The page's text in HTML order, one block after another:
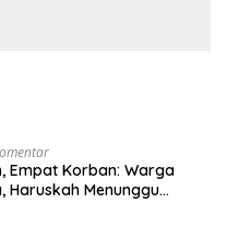
Empat Korban: Warga
Haruskah Menunggu